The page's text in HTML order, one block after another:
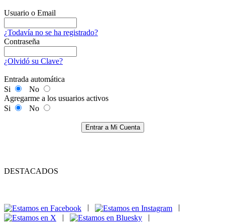
Usuario o Email
¿Todavía no se ha registrado?
Contraseña
¿Olvidó su Clave?
Entrada automática
Si
No
Agregarme a los usuarios activos
Si
No
Entrar a Mi Cuenta
DESTACADOS
|
|